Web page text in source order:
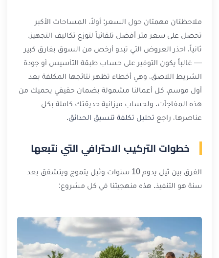
ملاحظتان مهمتان حول السعر: أولاً، المساحات الأكبر
تحصل على سعر متر أفضل تلقائياً لتوزع تكاليف التجهيز.
ثانياً، احذر العروض التي تبدو أرخص من السوق بفارق كبير
— غالباً يكون التوفير على حساب طبقة التأسيس أو جودة
الشريط اللاصق، وهي أخطاء تظهر نتائجها المكلفة بعد
أول موسم. كل أعمالنا مشمولة بضمان حقيقي يحميك من
هذه المفاجآت. ولحساب ميزانية حديقتك كاملة بكل
عناصرها، راجع تحليل تكلفة تنسيق الحدائق.
خطوات التركيب الاحترافي التي نتبعها
الفرق بين ثيل يدوم 10 سنوات وثيل يتموج ويتشقق بعد
سنة هو التنفيذ. هذه منهجيتنا في كل مشروع: